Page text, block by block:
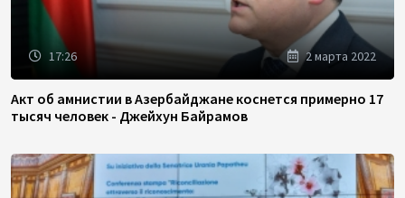
17:26 2 марта 2022
Акт об амнистии в Азербайджане коснется примерно 17
тысяч человек - Джейхун Байрамов